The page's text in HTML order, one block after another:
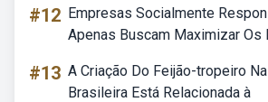
#12 Empresas Socialmente
Apenas Buscam Maximizar Os
#13 A Criação Do Feijão-tropeiro
Brasileira Está Relacionada à